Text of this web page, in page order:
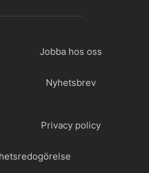
Jobba hos oss
Nyhetsbrev
Privacy policy